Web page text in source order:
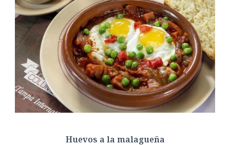
Huevos a la malagueña